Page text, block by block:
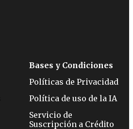
Bases y Condiciones
Políticas de Privacidad
Política de uso de la IA
Servicio de
Suscripción a Crédito